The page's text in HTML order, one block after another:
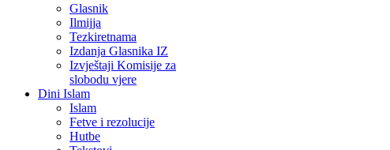
Glasnik
Ilmijja
Tezkiretnama
Izdanja Glasnika IZ
Izvještaji Komisije za
slobodu vjere
Dini Islam
Islam
Fetve i rezolucije
Hutbe